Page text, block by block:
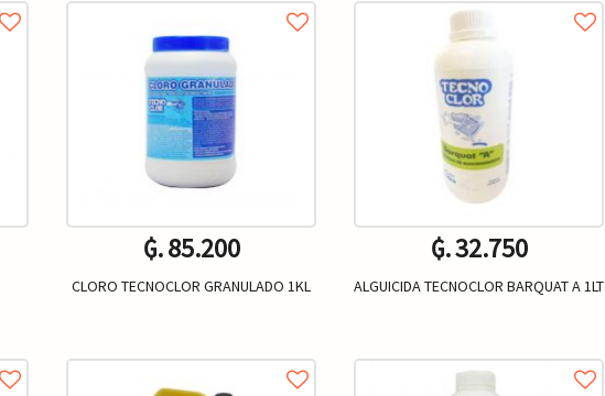
₲. 85.200
CLORO TECNOCLOR GRANULADO 1KL
₲. 32.750
ALGUICIDA TECNOCLOR BARQUAT A 1LT